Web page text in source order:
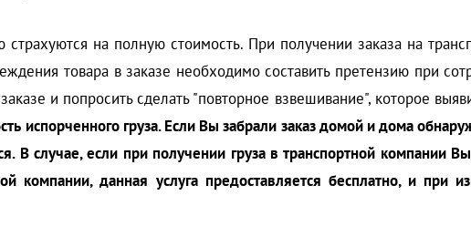
на полную стоимость. При получении заказа на
товара в заказе необходимо составить претензию при
и попросить сделать "повторное взвешивание", которое
испорченного груза. Если Вы забрали заказ домой и дома
В случае, если при получении груза в транспортной компании
компании, данная услуга предоставляется бесплатно, и при